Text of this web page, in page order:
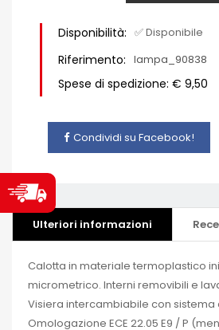
Disponibilità: ✅ Disponibile
Riferimento: lampa_90838
Spese di spedizione: € 9,50
Condividi su Facebook!
Ulteriori informazioni
Calotta in materiale termoplastico
micrometrico. Interni removibili e
Visiera intercambiabile con sistema
Omologazione ECE 22.05 E9 / P